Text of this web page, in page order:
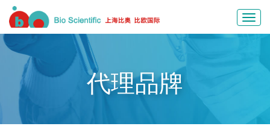
代理品牌